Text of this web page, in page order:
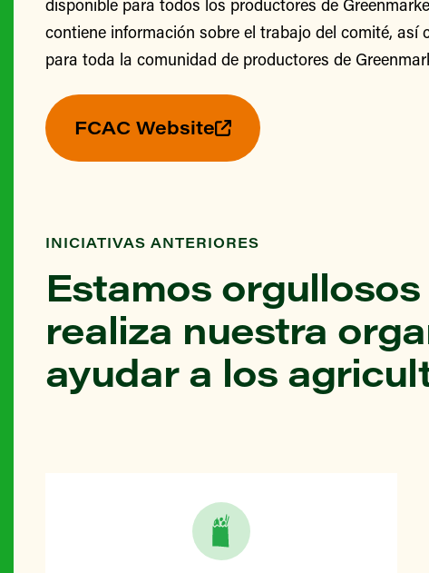
disponible para todos los productores de
contiene información sobre el trabajo del comité, así
para toda la comunidad de productores de
FCAC Website
INICIATIVAS ANTERIORES
Estamos
realiza nuestra
ayudar a los